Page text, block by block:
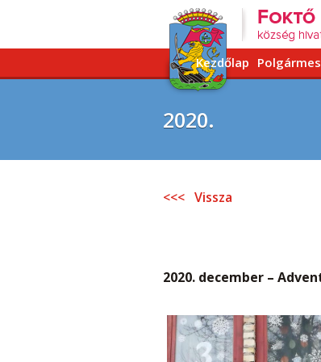
Kezdőlap
2020.
<<< Vissza
2020. december –